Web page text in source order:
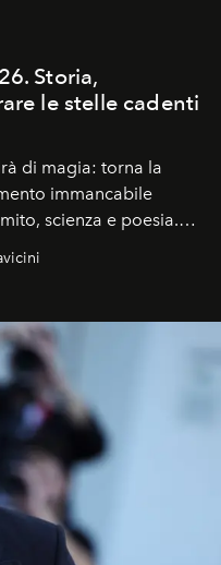
Storia,
le stelle cadenti
di magia: torna la
immancabile
scienza e poesia.
alzano verso la volta
delle